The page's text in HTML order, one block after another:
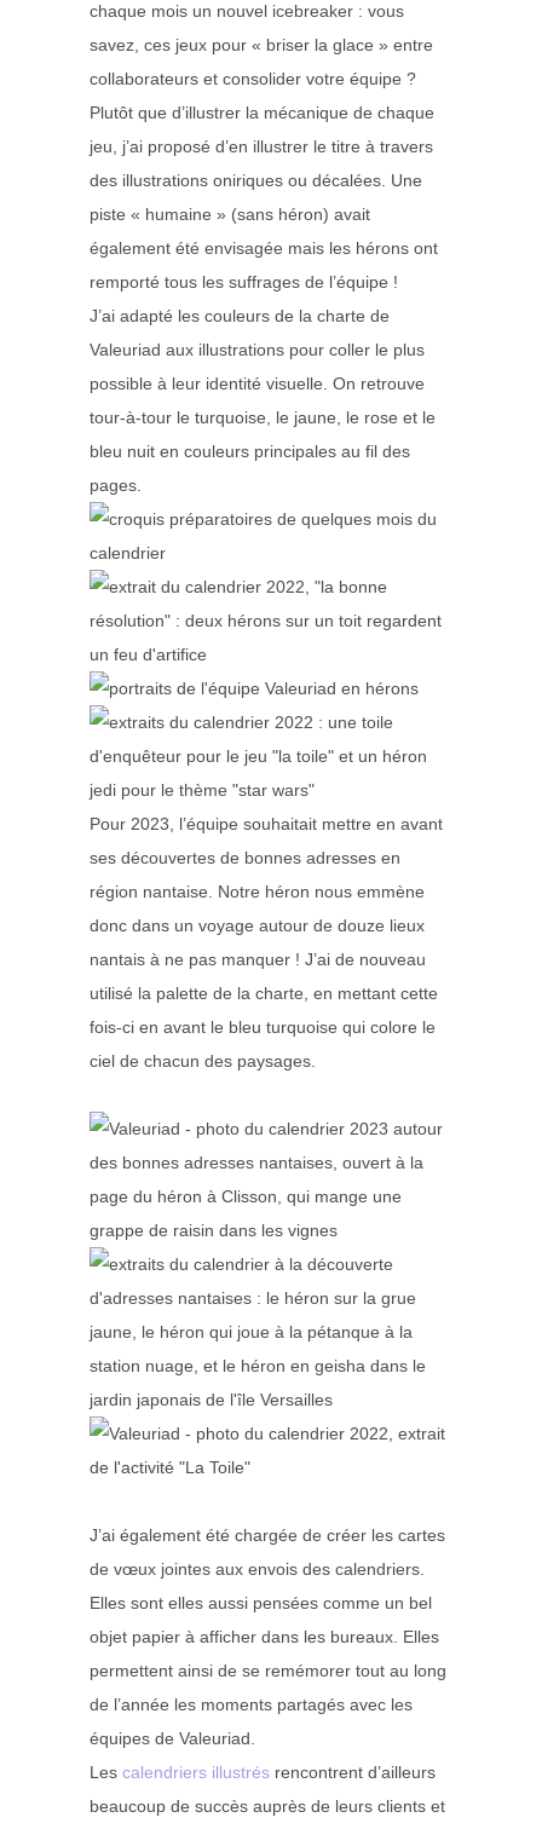
chaque mois un nouvel icebreaker : vous
savez, ces jeux pour « briser la glace » entre
collaborateurs et consolider votre équipe ?
Plutôt que d’illustrer la mécanique de chaque
jeu, j’ai proposé d’en illustrer le titre à travers
des illustrations oniriques ou décalées. Une
piste « humaine » (sans héron) avait
également été envisagée mais les hérons ont
remporté tous les suffrages de l’équipe !
J’ai adapté les couleurs de la charte de
Valeuriad aux illustrations pour coller le plus
possible à leur identité visuelle. On retrouve
tour-à-tour le turquoise, le jaune, le rose et le
bleu nuit en couleurs principales au fil des
pages.
Pour 2023, l’équipe souhaitait mettre en avant
ses découvertes de bonnes adresses en
région nantaise. Notre héron nous emmène
donc dans un voyage autour de douze lieux
nantais à ne pas manquer ! J’ai de nouveau
utilisé la palette de la charte, en mettant cette
fois-ci en avant le bleu turquoise qui colore le
ciel de chacun des paysages.
J’ai également été chargée de créer les cartes
de vœux jointes aux envois des calendriers.
Elles sont elles aussi pensées comme un bel
objet papier à afficher dans les bureaux. Elles
permettent ainsi de se remémorer tout au long
de l’année les moments partagés avec les
équipes de Valeuriad.
Les calendriers illustrés rencontrent d’ailleurs
beaucoup de succès auprès de leurs clients et